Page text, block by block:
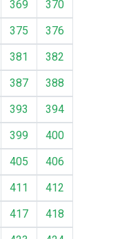
369
370
375
376
381
382
387
388
393
394
399
400
405
406
411
412
417
418